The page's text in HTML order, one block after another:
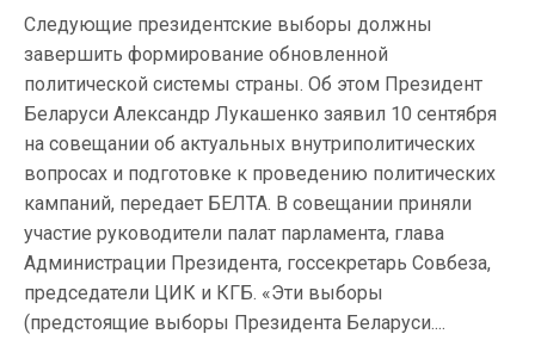
Следующие президентские выборы должны
завершить формирование обновленной
политической системы страны. Об этом Президент
Беларуси Александр Лукашенко заявил 10 сентября
на совещании об актуальных внутриполитических
вопросах и подготовке к проведению политических
кампаний, передает БЕЛТА. В совещании приняли
участие руководители палат парламента, глава
Администрации Президента, госсекретарь Совбеза,
председатели ЦИК и КГБ. «Эти выборы
(предстоящие выборы Президента Беларуси....